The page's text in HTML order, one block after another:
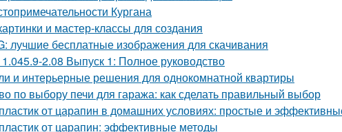
Кургана
и мастер-классы для создания
лучшие бесплатные изображения для скачивания
2.08 Выпуск 1: Полное руководство
и интерьерные решения для однокомнатной квартиры
по выбору печи для гаража: как сделать правильный выбор
от царапин в домашних условиях: простые и
от царапин: эффективные методы